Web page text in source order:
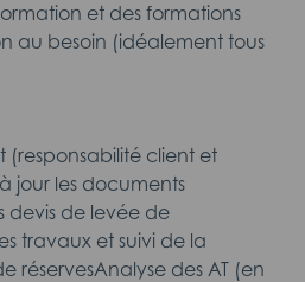
et des formations
au besoin (idéalement tous
(responsabilité client et
jour les documents
devis de levée de
travaux et suivi de la
réservesAnalyse des AT (en